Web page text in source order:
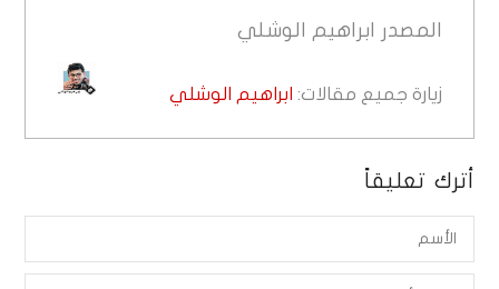
المصدر ابراهيم الوشلي
زيارة جميع مقالات: ابراهيم الوشلي
أترك تعليقاً